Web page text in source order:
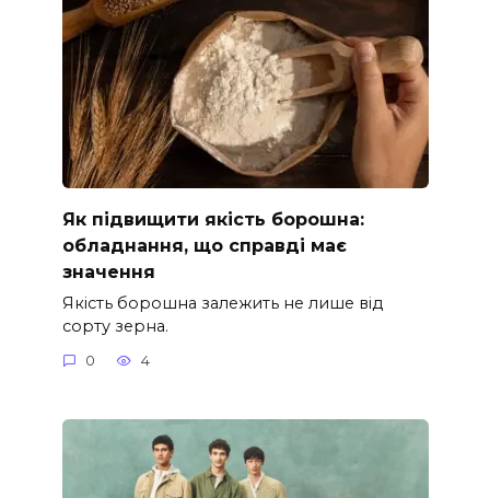
Як підвищити якість борошна:
обладнання, що справді має
значення
Якість борошна залежить не лише від
сорту зерна.
0 4